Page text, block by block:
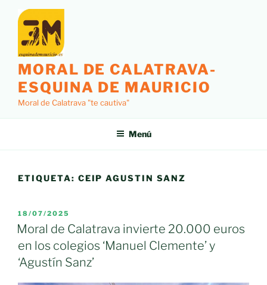
contenido
MORAL DE CALATRAVA-
ESQUINA DE MAURICIO
Moral de Calatrava "te cautiva"
Menú
ETIQUETA: CEIP AGUSTIN SANZ
PUBLICADO
EL
18/07/2025
Moral de Calatrava invierte 20.000 euros
en los colegios ‘Manuel Clemente’ y
‘Agustín Sanz’